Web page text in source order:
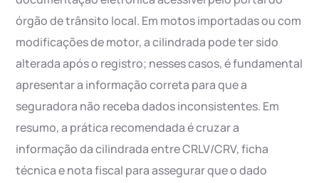
órgão de trânsito local. Em motos importadas ou com
modificações de motor, a cilindrada pode ter sido
alterada após o registro; nesses casos, é fundamental
apresentar a informação correta para que a
seguradora não receba dados inconsistentes. Em
resumo, a prática recomendada é cruzar a
informação da cilindrada entre CRLV/CRV, ficha
técnica e nota fiscal para assegurar que o dado